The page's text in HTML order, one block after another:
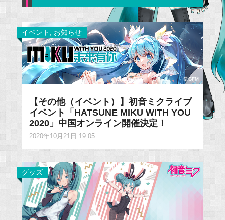
イベント , お知らせ
【その他（イベント）】初音ミクライブ
イベント「HATSUNE MIKU WITH YOU
2020」中国オンライン開催決定！
2020年10月21日 19:05
グッズ